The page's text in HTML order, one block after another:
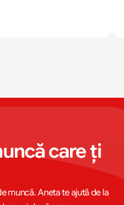
care ți
muncă. Aneta te ajută de la